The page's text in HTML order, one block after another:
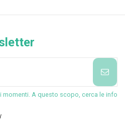
momenti. A questo scopo, cerca le info